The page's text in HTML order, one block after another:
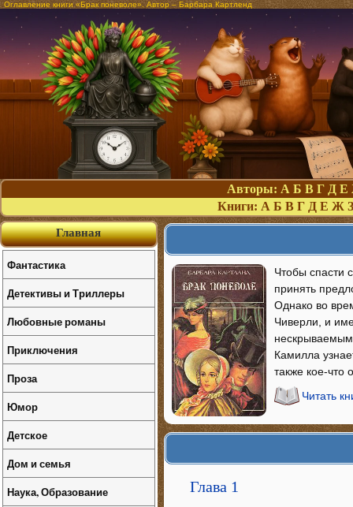
Оглавление книги «Брак поневоле». Автор – Барбара Картленд
Авторы: А Б В Г Д Е
Книги: А Б В Г Д Е Ж З
Чтобы спасти
принять
Однако во
Чиверли, и
Камилла
также кое-что
Читать
Глава 1
Главная
Фантастика
Детективы и Триллеры
Любовные романы
Приключения
Проза
Юмор
Детское
Дом и семья
Наука, Образование